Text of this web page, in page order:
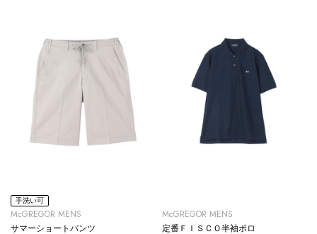
手洗い可
McGREGOR MENS
サマーショートパンツ
McGREGOR MENS
定番ＦＩＳＣＯ半袖ポロ